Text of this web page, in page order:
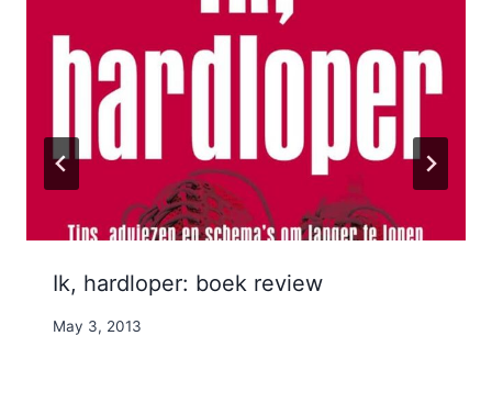
Ik, hardloper: boek review
By
May 3, 2013